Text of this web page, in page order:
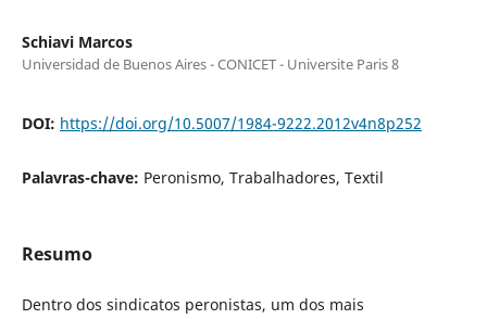
Schiavi Marcos
Universidad de Buenos Aires - CONICET - Universite Paris 8
DOI: https://doi.org/10.5007/1984-9222.2012v4n8p252
Palavras-chave: Peronismo, Trabalhadores, Textil
Resumo
Dentro dos sindicatos peronistas, um dos mais